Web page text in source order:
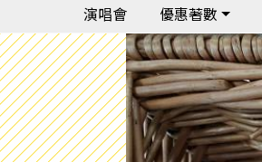
演唱會 優惠著數